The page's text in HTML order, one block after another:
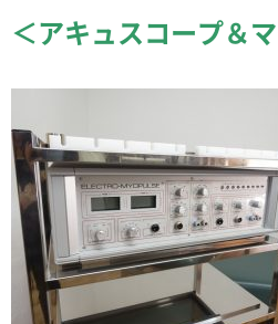
＜アキュスコープ＆